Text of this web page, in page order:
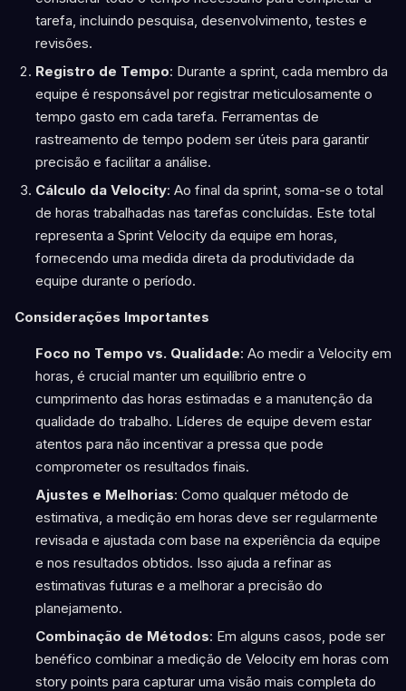
tarefa, incluindo pesquisa, desenvolvimento, testes e
revisões.
Registro de Tempo: Durante a sprint, cada membro da
equipe é responsável por registrar meticulosamente o
tempo gasto em cada tarefa. Ferramentas de
rastreamento de tempo podem ser úteis para garantir
precisão e facilitar a análise.
Cálculo da Velocity: Ao final da sprint, soma-se o total
de horas trabalhadas nas tarefas concluídas. Este total
representa a Sprint Velocity da equipe em horas,
fornecendo uma medida direta da produtividade da
equipe durante o período.
Considerações Importantes
Foco no Tempo vs. Qualidade: Ao medir a Velocity em
horas, é crucial manter um equilíbrio entre o
cumprimento das horas estimadas e a manutenção da
qualidade do trabalho. Líderes de equipe devem estar
atentos para não incentivar a pressa que pode
comprometer os resultados finais.
Ajustes e Melhorias: Como qualquer método de
estimativa, a medição em horas deve ser regularmente
revisada e ajustada com base na experiência da equipe
e nos resultados obtidos. Isso ajuda a refinar as
estimativas futuras e a melhorar a precisão do
planejamento.
Combinação de Métodos: Em alguns casos, pode ser
benéfico combinar a medição de Velocity em horas com
story points para capturar uma visão mais completa do